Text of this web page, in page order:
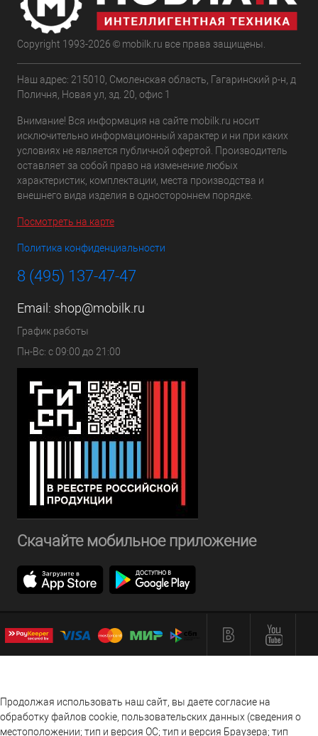
Copyright 1993-2026 © mobilk.ru все права защищены.
Наш адрес: 215010, Смоленская область, Гагаринский р-н, д
Поличня, Новая ул, зд. 20, офис 1
Внимание! Вся информация на сайте mobilk.ru носит
исключительно информационный характер и ни при каких
условиях не является публичной офертой. Производитель
оставляет за собой право на изменение любых
характеристик, комплектации, места производства и
внешнего вида изделия в одностороннем порядке.
Посмотреть на карте
Политика конфиденциальности
8 (495) 137-47-47
Email: shop@mobilk.ru
График работы
Пн-Вс: с 09:00 до 21:00
Скачайте мобильное приложение
Продолжая использовать наш сайт, вы даете согласие на
обработку файлов cookie, пользовательских данных (сведения о
местоположении; тип и версия ОС; тип и версия Браузера; тип